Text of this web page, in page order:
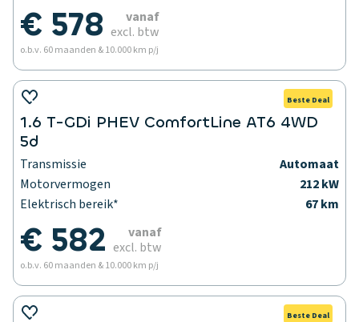
€ 578
vanaf
excl. btw
o.b.v. 60 maanden & 10.000 km p/j
Beste Deal
1.6 T-GDi PHEV ComfortLine AT6 4WD
5d
Transmissie
Automaat
Motorvermogen
212 kW
Elektrisch bereik*
67 km
€ 582
vanaf
excl. btw
o.b.v. 60 maanden & 10.000 km p/j
Beste Deal